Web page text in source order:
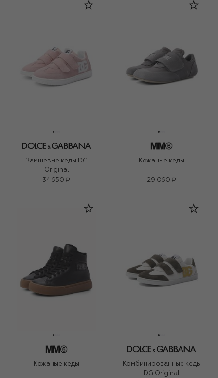
Замшевые кеды DG
Original
34 550 ₽
Кожаные кеды
29 050 ₽
Кожаные кеды
Комбинированные кеды
DG Original